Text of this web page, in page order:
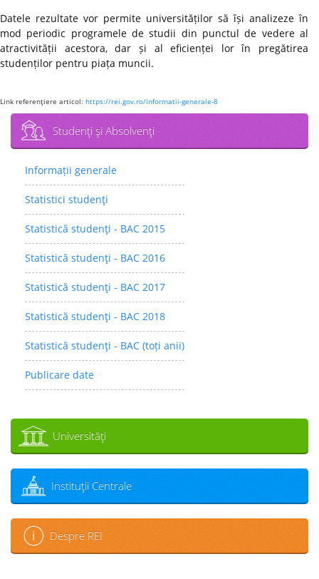
Datele rezultate vor permite universităților să își analizeze în
mod periodic programele de studii din punctul de vedere al
atractivității acestora, dar și al eficienței lor în pregătirea
studenților pentru piața muncii.
Link referenţiere articol: https://rei.gov.ro/informatii-generale-8
Studenţi şi Absolvenţi
Informații generale
Statistici studenţi
Statistică studenţi - BAC 2015
Statistică studenţi - BAC 2016
Statistică studenţi - BAC 2017
Statistică studenţi - BAC 2018
Statistică studenţi - BAC (toți anii)
Publicare date
Universităţi
Instituţii Centrale
Despre REI